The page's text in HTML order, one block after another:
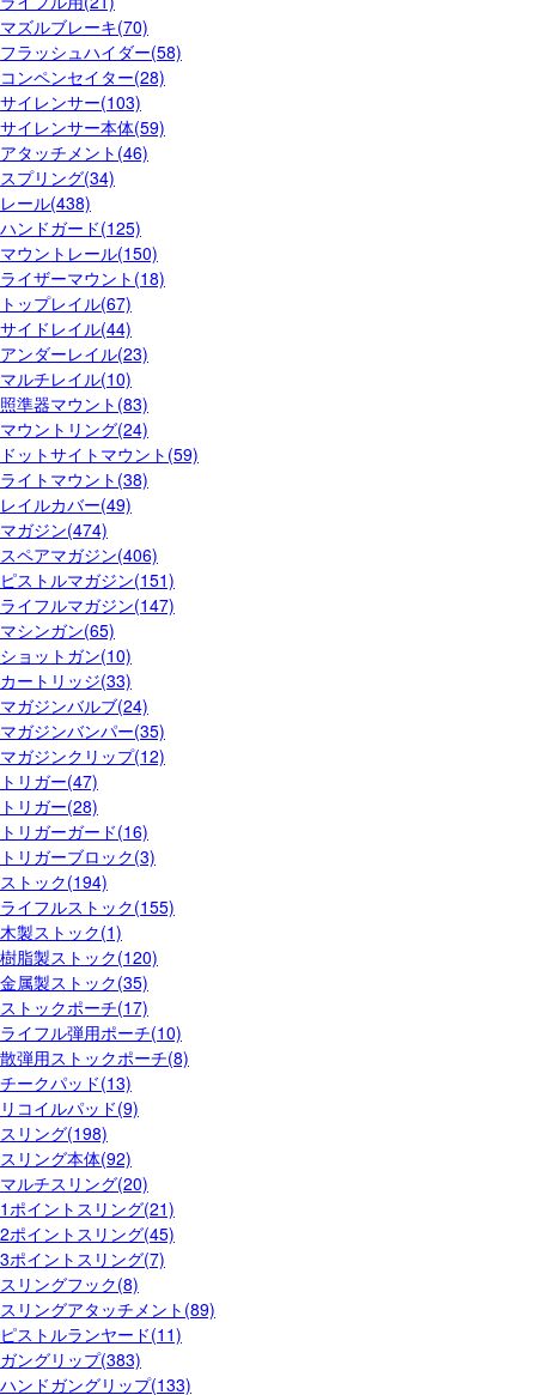
マズルブレーキ(70)
フラッシュハイダー(58)
コンペンセイター(28)
サイレンサー(103)
サイレンサー本体(59)
アタッチメント(46)
スプリング(34)
レール(438)
ハンドガード(125)
マウントレール(150)
ライザーマウント(18)
トップレイル(67)
サイドレイル(44)
アンダーレイル(23)
マルチレイル(10)
照準器マウント(83)
マウントリング(24)
ドットサイトマウント(59)
ライトマウント(38)
レイルカバー(49)
マガジン(474)
スペアマガジン(406)
ピストルマガジン(151)
ライフルマガジン(147)
マシンガン(65)
ショットガン(10)
カートリッジ(33)
マガジンバルブ(24)
マガジンバンパー(35)
マガジンクリップ(12)
トリガー(47)
トリガー(28)
トリガーガード(16)
トリガーブロック(3)
ストック(194)
ライフルストック(155)
木製ストック(1)
樹脂製ストック(120)
金属製ストック(35)
ストックポーチ(17)
ライフル弾用ポーチ(10)
散弾用ストックポーチ(8)
チークパッド(13)
リコイルパッド(9)
スリング(198)
スリング本体(92)
マルチスリング(20)
1ポイントスリング(21)
2ポイントスリング(45)
3ポイントスリング(7)
スリングフック(8)
スリングアタッチメント(89)
ピストルランヤード(11)
ガングリップ(383)
ハンドガングリップ(133)